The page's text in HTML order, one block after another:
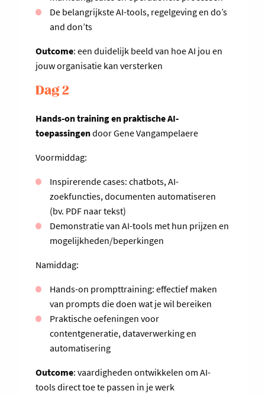
De belangrijkste AI-tools, regelgeving en do’s
and don’ts
Outcome: een duidelijk beeld van hoe AI jou en
jouw organisatie kan versterken
Dag 2
Hands-on training en praktische AI-
toepassingendoor Gene Vangampelaere
Voormiddag:
Inspirerende cases: chatbots, AI-
zoekfuncties, documenten automatiseren
(bv. PDF naar tekst)
Demonstratie van AI-tools met hun prijzen en
mogelijkheden/beperkingen
Namiddag:
Hands-on prompttraining: effectief maken
van prompts die doen wat je wil bereiken
Praktische oefeningen voor
contentgeneratie, dataverwerking en
automatisering
Outcome: vaardigheden ontwikkelen om AI-
tools direct toe te passen in je werk